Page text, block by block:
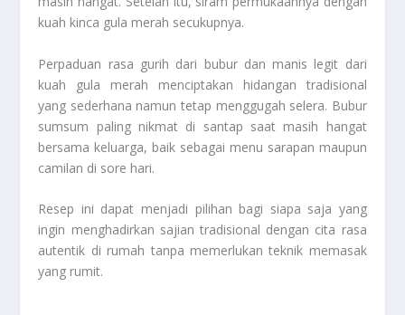
kuah kinca gula merah secukupnya.
Perpaduan rasa gurih dari bubur dan manis legit dari
kuah gula merah menciptakan hidangan tradisional
yang sederhana namun tetap menggugah selera. Bubur
sumsum paling nikmat di santap saat masih hangat
bersama keluarga, baik sebagai menu sarapan maupun
camilan di sore hari.
Resep ini dapat menjadi pilihan bagi siapa saja yang
ingin menghadirkan sajian tradisional dengan cita rasa
autentik di rumah tanpa memerlukan teknik memasak
yang rumit.